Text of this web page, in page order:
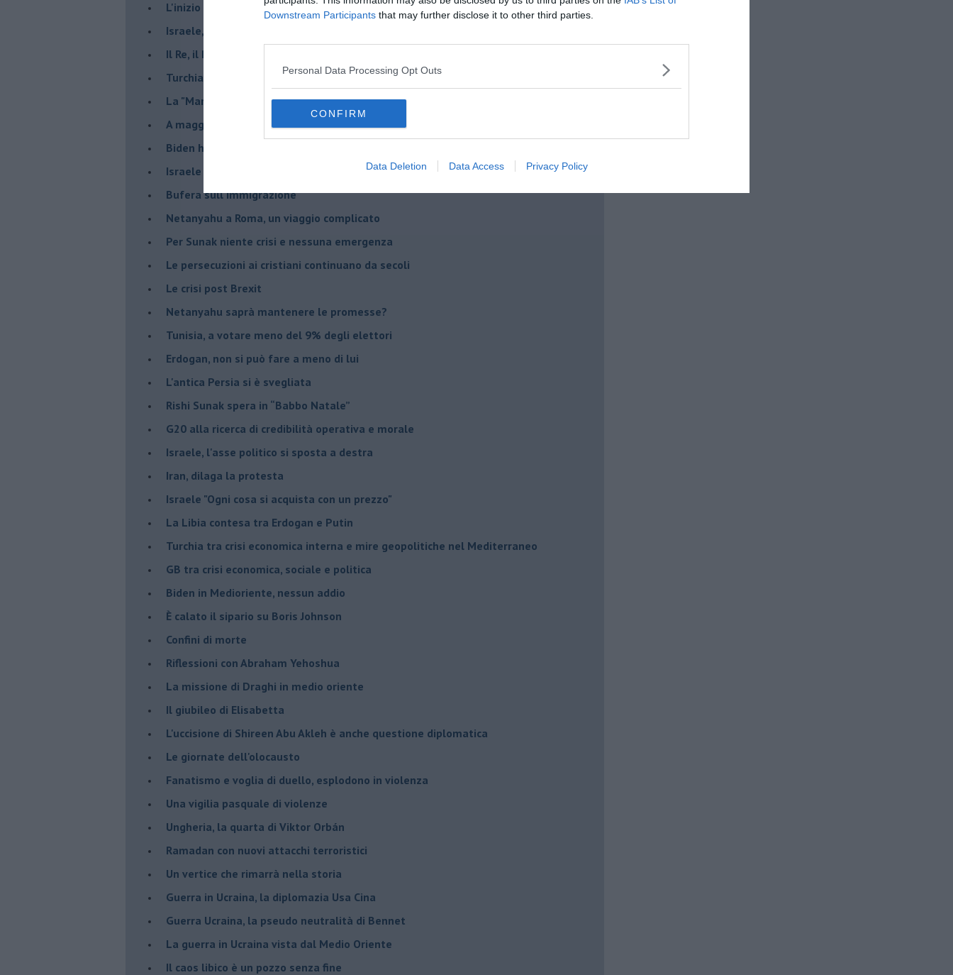
Downstream Participants that may further disclose it to other third parties.
Personal Data Processing Opt Outs
CONFIRM
Data Deletion Data Access Privacy Policy
L'inizio del “secolo della Turchia”
Israele, deciderà il borsone della spesa
Il Re, il Primo Ministro, il Sindaco e la Brexit
Turchia al voto, Erdogan in bilico
La "Marcia dei vivi" per non dimenticare
A maggio le urne decideranno il futuro di Erdoğan
Biden ha fatto infuriare la destra israeliana
Israele rischia una guerra civile
Bufera sull'immigrazione
Netanyahu a Roma, un viaggio complicato
Per Sunak niente crisi e nessuna emergenza
Le persecuzioni ai cristiani continuano da secoli
Le crisi post Brexit
Netanyahu saprà mantenere le promesse?
Tunisia, a votare meno del 9% degli elettori
Erdogan, non si può fare a meno di lui
L'antica Persia si è svegliata
Rishi Sunak spera in “Babbo Natale”
G20 alla ricerca di credibilità operativa e morale
Israele, l'asse politico si sposta a destra
Iran, dilaga la protesta
Israele "Ogni cosa si acquista con un prezzo"
La Libia contesa tra Erdogan e Putin
Turchia tra crisi economica interna e mire geopolitiche nel Mediterraneo
GB tra crisi economica, sociale e politica
Biden in Medioriente, nessun addio
È calato il sipario su Boris Johnson
Confini di morte
Riflessioni con Abraham Yehoshua
La missione di Draghi in medio oriente
Il giubileo di Elisabetta
L'uccisione di Shireen Abu Akleh è anche questione diplomatica
Le giornate dell'olocausto
Fanatismo e voglia di duello, esplodono in violenza
Una vigilia pasquale di violenze
Ungheria, la quarta di Viktor Orbán
Ramadan con nuovi attacchi terroristici
Un vertice che rimarrà nella storia
Guerra in Ucraina, la diplomazia Usa Cina
Guerra Ucraina, la pseudo neutralità di Bennet
La guerra in Ucraina vista dal Medio Oriente
​Il caos libico è un pozzo senza fine